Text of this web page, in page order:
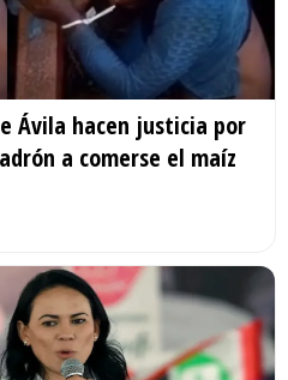
Ávila hacen justicia por
a comerse el maíz